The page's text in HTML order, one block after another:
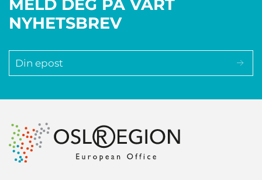
MELD DEG PÅ VÅRT
NYHETSBREV